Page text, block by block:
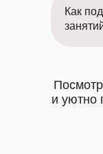
Как
и уютно